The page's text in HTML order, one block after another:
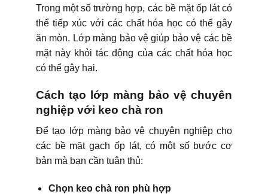
Trong một số trường hợp, các bề mặt ốp lát có
thể tiếp xúc với các chất hóa học có thể gây
ăn mòn. Lớp màng bảo vệ giúp bảo vệ các bề
mặt này khỏi tác động của các chất hóa học
có thể gây hại.
Cách tạo lớp màng bảo vệ chuyên
nghiệp với keo chà ron
Để tạo lớp màng bảo vệ chuyên nghiệp cho
các bề mặt gạch ốp lát, có một số bước cơ
bản mà bạn cần tuân thủ:
Chọn keo chà ron phù hợp